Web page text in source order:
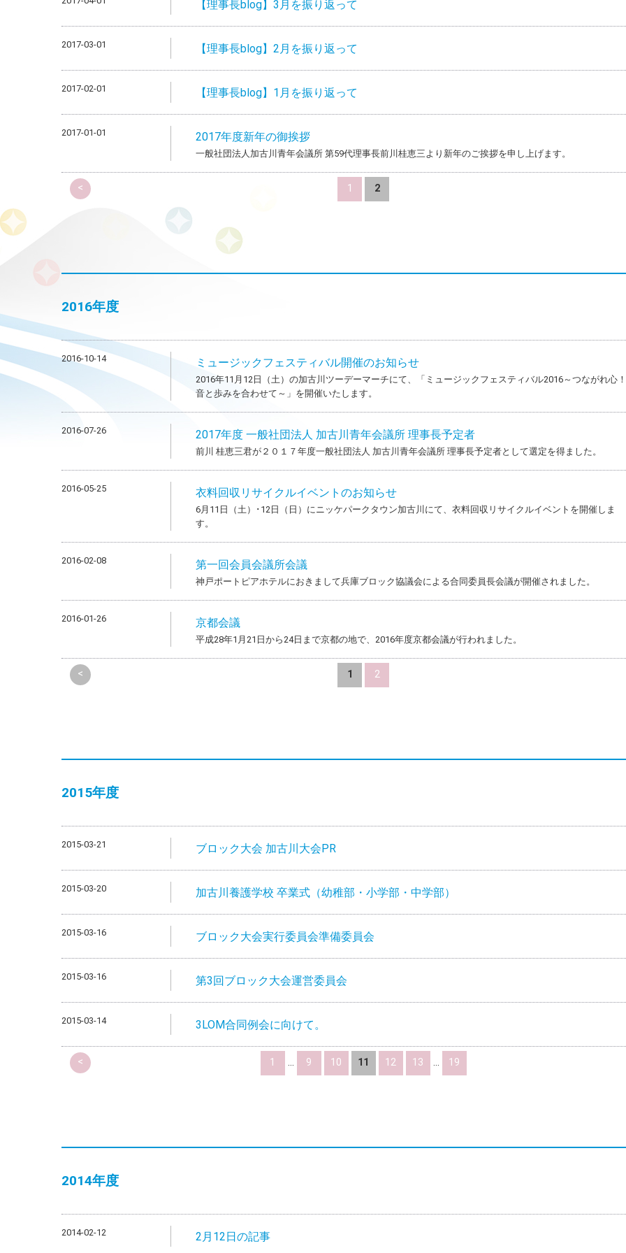
【理事長blog】3月を振り返って
2017-03-01 【理事長blog】2月を振り返って
2017-02-01 【理事長blog】1月を振り返って
2017-01-01 2017年度新年の御挨拶
一般社団法人加古川青年会議所 第59代理事長前川桂恵三より新年のご挨拶を申し上げます。
< 1 2
2016年度
2016-10-14 ミュージックフェスティバル開催のお知らせ
2016年11月12日（土）の加古川ツーデーマーチにて、「ミュージックフェスティバル2016～つながれ心！
音と歩みを合わせて～」を開催いたします。
2016-07-26 2017年度 一般社団法人 加古川青年会議所 理事長予定者
前川 桂恵三君が２０１７年度一般社団法人 加古川青年会議所 理事長予定者として選定を得ました。
2016-05-25 衣料回収リサイクルイベントのお知らせ
6月11日（土）･12日（日）にニッケパークタウン加古川にて、衣料回収リサイクルイベントを開催しま
す。
2016-02-08 第一回会員会議所会議
神戸ポートピアホテルにおきまして兵庫ブロック協議会による合同委員長会議が開催されました。
2016-01-26 京都会議
平成28年1月21日から24日まで京都の地で、2016年度京都会議が行われました。
< 1 2
2015年度
2015-03-21 ブロック大会 加古川大会PR
2015-03-20 加古川養護学校 卒業式（幼稚部・小学部・中学部）
2015-03-16 ブロック大会実行委員会準備委員会
2015-03-16 第3回ブロック大会運営委員会
2015-03-14 3LOM合同例会に向けて。
< 1 ... 9 10 11 12 13 ... 19
2014年度
2014-02-12 2月12日の記事